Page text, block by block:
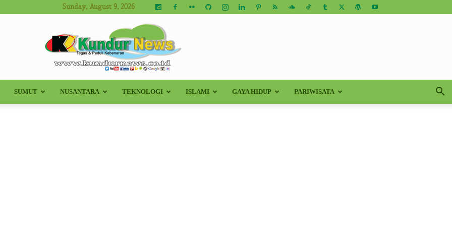
Sunday, August 9, 2026
Kundur
SUMUT NUSANTARA TEKNOLOGI ISLAMI GAYA HIDUP PARIWISATA